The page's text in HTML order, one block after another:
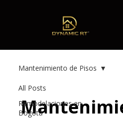
All Posts
Remodelaciones en
Bogotá
Mantenimiento de Pisos